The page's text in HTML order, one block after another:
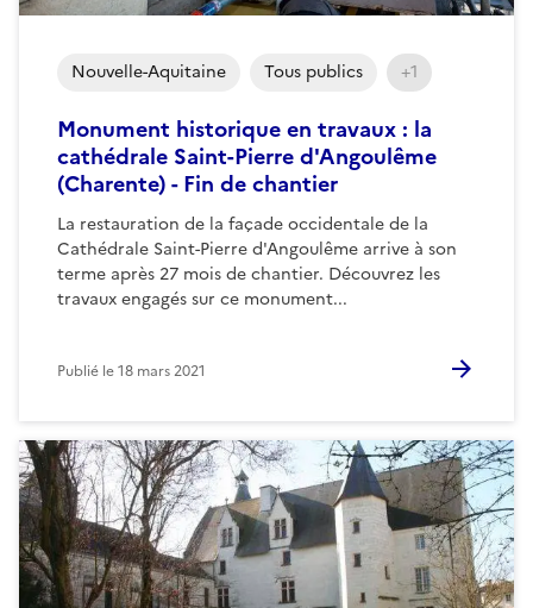
Monument historique en travaux : la
cathédrale Saint-Pierre d'Angoulême
(Charente) - Fin de chantier
La restauration de la façade occidentale de la
Cathédrale Saint-Pierre d'Angoulême arrive à son
terme après 27 mois de chantier. Découvrez les
travaux engagés sur ce monument...
Nouvelle-Aquitaine Tous publics +1
Publié le18 mars 2021